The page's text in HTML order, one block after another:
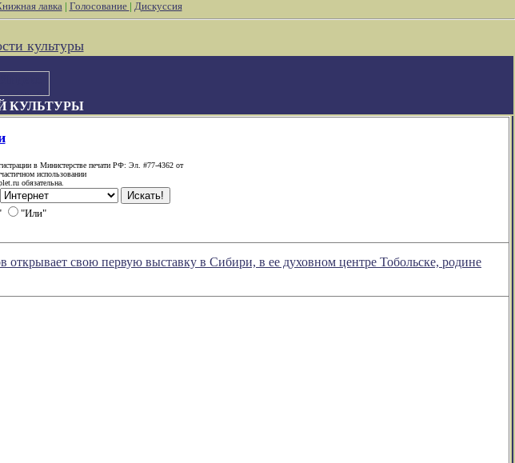
лавка| Голосование | Дискуссия
культуры
КУЛЬТУРЫ
в Министерстве печати РФ: Эл. #77-4362 от
использовании
обязательна.
"Или"
свою первую выставку в Сибири, в ее духовном центре Тобольске, родине